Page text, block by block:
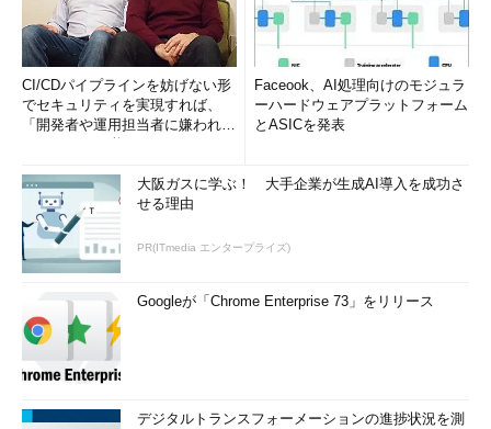
CI/CDパイプラインを妨げない形
でセキュリティを実現すれば、
「開発者や運用担当者に嫌われな
Faceook、AI処理向けのモジュラ
ーハードウェアプラットフォーム
とASICを発表
大阪ガスに学ぶ！ 大手企業が生成AI導入を成功さ
せる理由
PR(ITmedia エンタープライズ)
Googleが「Chrome Enterprise 73」をリリース
デジタルトランスフォーメーションの進捗状況を測